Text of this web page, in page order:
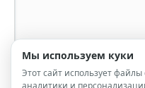
Мы используем куки
Этот сайт использует
аналитики и